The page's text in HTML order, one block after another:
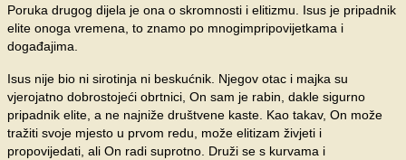
Poruka drugog dijela je ona o skromnosti i elitizmu. Isus je pripadnik
elite onoga vremena, to znamo po mnogimpripovijetkama i
događajima.
Isus nije bio ni sirotinja ni beskućnik. Njegov otac i majka su
vjerojatno dobrostojeći obrtnici, On sam je rabin, dakle sigurno
pripadnik elite, a ne najniže društvene kaste. Kao takav, On može
tražiti svoje mjesto u prvom redu, može elitizam živjeti i
propovijedati, ali On radi suprotno. Druži se s kurvama i